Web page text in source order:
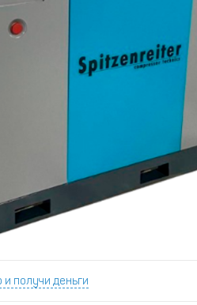
получи деньги